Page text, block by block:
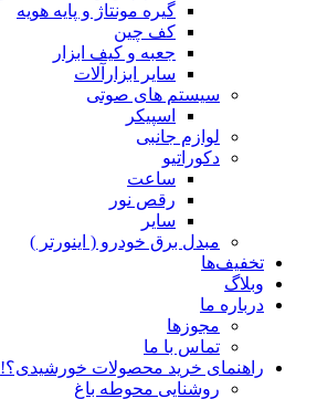
گیره مونتاژ و پایه هویه
کف چین
جعبه و کیف ابزار
سایر ابزارآلات
سیستم های صوتی
اسپیکر
لوازم جانبی
دکوراتیو
ساعت
رقص نور
سایر
مبدل برق خودرو ( اینورتر )
تخفیف‌ها
وبلاگ
درباره ما
مجوزها
تماس با ما
راهنمای خرید محصولات خورشیدی؟!
روشنایی محوطه باغ